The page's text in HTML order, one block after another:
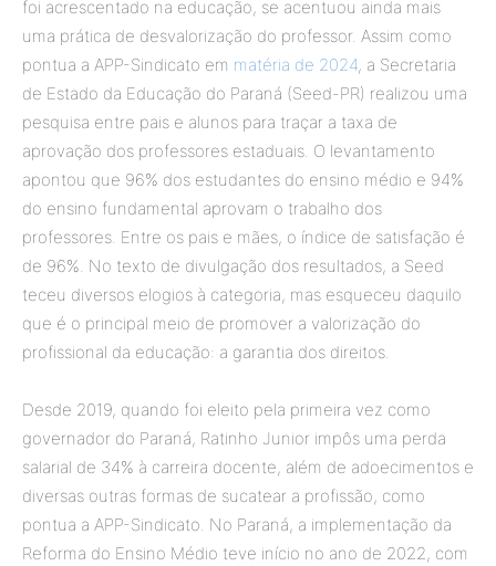
foi acrescentado na educação, se acentuou ainda mais
uma prática de desvalorização do professor. Assim como
pontua a APP-Sindicato em matéria de 2024, a Secretaria
de Estado da Educação do Paraná (Seed-PR) realizou uma
pesquisa entre pais e alunos para traçar a taxa de
aprovação dos professores estaduais. O levantamento
apontou que 96% dos estudantes do ensino médio e 94%
do ensino fundamental aprovam o trabalho dos
professores. Entre os pais e mães, o índice de satisfação é
de 96%. No texto de divulgação dos resultados, a Seed
teceu diversos elogios à categoria, mas esqueceu daquilo
que é o principal meio de promover a valorização do
profissional da educação: a garantia dos direitos.
Desde 2019, quando foi eleito pela primeira vez como
governador do Paraná, Ratinho Junior impôs uma perda
salarial de 34% à carreira docente, além de adoecimentos e
diversas outras formas de sucatear a profissão, como
pontua a APP-Sindicato. No Paraná, a implementação da
Reforma do Ensino Médio teve início no ano de 2022, com